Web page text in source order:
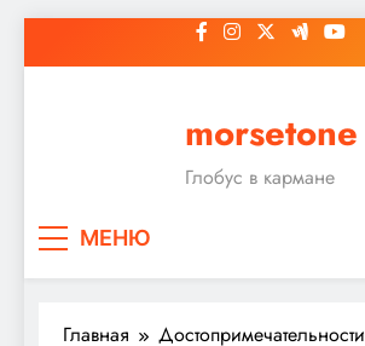
к
morsetone
Глобус в кармане
МЕНЮ
Главная
Достопримечательности